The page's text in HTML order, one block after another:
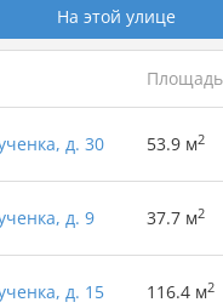
№48250000081913
На этой улице
Площадь
д. 30 53.9 м2
д. 9 37.7 м2
д. 15 116.4 м2